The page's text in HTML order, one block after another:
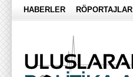
HABERLER RÖPORTAJLAR